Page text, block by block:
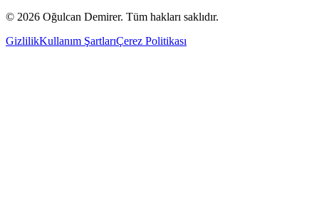
© 2026 Oğulcan Demirer. Tüm hakları saklıdır.
GizlilikKullanım ŞartlarıÇerez Politikası